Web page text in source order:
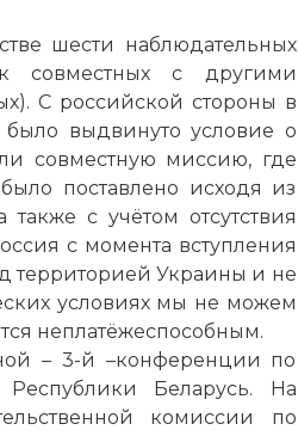
шести наблюдательных
совместных с другими
С российской стороны в
выдвинуто условие о
совместную миссию, где
поставлено исходя из
с учётом отсутствия
с момента вступления
территорией Украины и не
условиях мы не можем
неплатёжеспособным.
– 3-й –конференции по
Беларусь. На
комиссии по